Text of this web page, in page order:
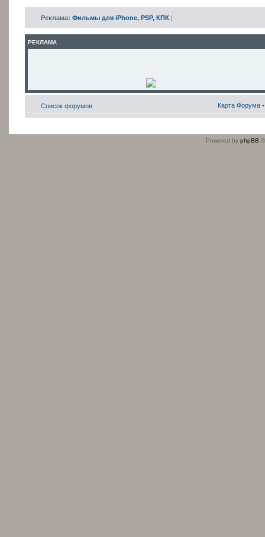
Реклама: Фильмы для iPhone, PSP, КПК |
РЕКЛАМА
Список форумов Карта Форума
Powered by phpBB